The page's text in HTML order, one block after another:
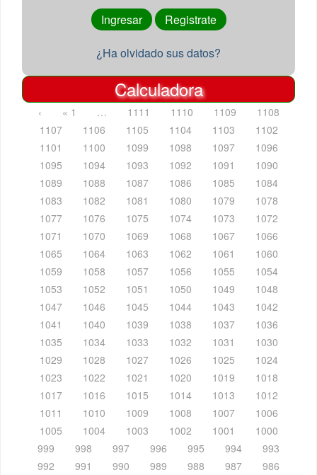
¿Ha olvidado sus datos?
Calculadora
‹ « 1 … 1111 1110 1109
1108
1107
1106 1105 1104 1103
1102
1101
1100 1099 1098 1097
1096
1095
1094 1093 1092 1091
1090
1089
1088 1087 1086 1085
1084
1083
1082 1081 1080 1079
1078
1077
1076 1075 1074 1073
1072
1071
1070 1069 1068 1067
1066
1065
1064 1063 1062 1061
1060
1059
1058 1057 1056 1055
1054
1053
1052 1051 1050 1049
1048
1047
1046 1045 1044 1043
1042
1041
1040 1039 1038 1037
1036
1035
1034 1033 1032 1031
1030
1029
1028 1027 1026 1025
1024
1023
1022 1021 1020 1019
1018
1017
1016 1015 1014 1013
1012
1011
1010 1009 1008 1007
1006
1005
1004 1003 1002 1001
1000
999
998 997 996 995 994
993
992
991 990 989 988 987
986